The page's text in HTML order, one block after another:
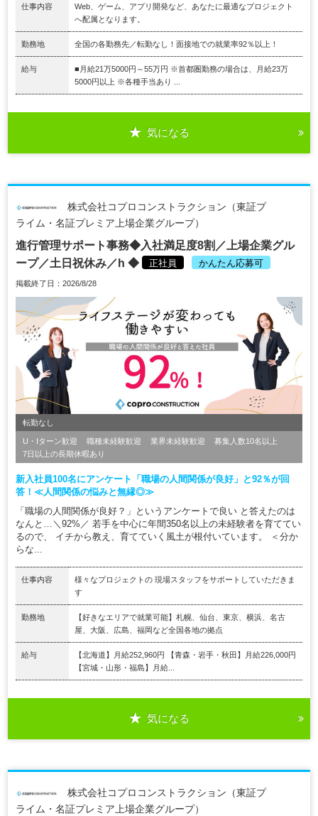
仕事内容
Web、ゲーム、アプリ開発など、あなたに最適なプロジェクト
へ配属となります。
勤務地 全国の各勤務先／転勤なし！面接地での就業率92％以上！
給与
■月給21万5000円～55万円 ※首都圏勤務の場合は、月給23万
5000円以上 ※各種手当あり ...
気になる
株式会社コプロコンストラクション（東証プ
ライム・名証プレミア上場企業グループ）
進行管理サポート事務◆入社満足度8割／上場企業グル
ープ／土日祝休み／h ◆
正社員 かんたん応募可
掲載終了日：2026/8/28
転勤なし
U・Iターン歓迎 職種未経験歓迎 業界未経験歓迎
募集人数10名以上
7日以上の長期休暇あり
新入社員100名にアンケート「職場の人間関係が良好」と92％が回
答！≪人間関係の悩みと無縁◎≫
「職場の人間関係が良好？」というアンケートで良い と答えたのは
なんと…＼92%／ 若手を中心に年間350名以上の未経験者を育ててい
るので、 イチから教え、育てていく風土が根付いています。 ＜分か
らな...
仕事内容
様々なプロジェクトの 現場スタッフをサポートしていただきま
す
勤務地
【好きなエリアで就業可能】札幌、仙台、東京、横浜、名古
屋、大阪、広島、福岡など全国各地の拠点
給与
【北海道】月給252,960円 【青森・岩手・秋田】月給226,000円
【宮城・山形・福島】月給...
気になる
株式会社コプロコンストラクション（東証プ
ライム・名証プレミア上場企業グループ）